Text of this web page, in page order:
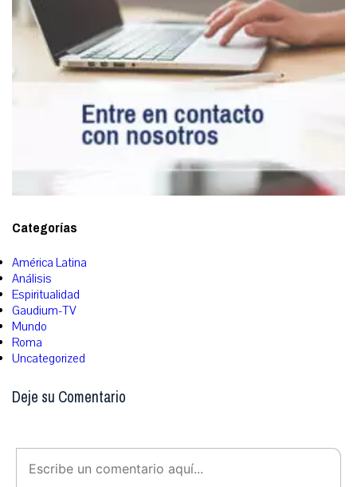
Categorías
América Latina
Análisis
Espiritualidad
Gaudium-TV
Mundo
Roma
Uncategorized
Deje su Comentario